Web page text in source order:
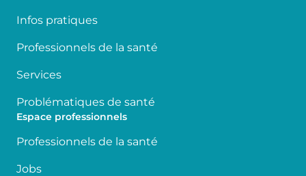
Infos pratiques
Professionnels de la santé
Services
Problématiques de santé
Espace professionnels
Professionnels de la santé
Jobs